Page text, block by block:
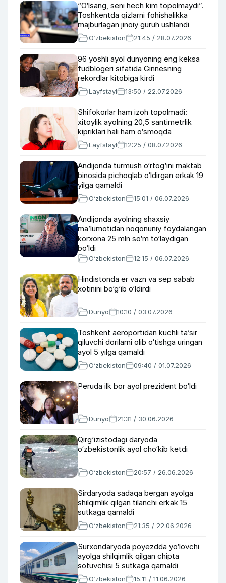
“O‘lsang, seni hech kim topolmaydi”.
Toshkentda qizlarni fohishalikka
majburlagan jinoiy guruh ushlandi
O‘zbekiston 21:45 / 28.07.2026
96 yoshli ayol dunyoning eng keksa
fudblogeri sifatida Ginnesning
rekordlar kitobiga kirdi
Layfstayl 13:50 / 22.07.2026
Shifokorlar ham izoh topolmadi:
xitoylik ayolning 20,5 santimetrlik
kipriklari hali ham o‘smoqda
Layfstayl 12:25 / 08.07.2026
Andijonda turmush o‘rtog‘ini maktab
binosida pichoqlab o‘ldirgan erkak 19
yilga qamaldi
O‘zbekiston 15:01 / 06.07.2026
Andijonda ayolning shaxsiy
ma’lumotidan noqonuniy foydalangan
korxona 25 mln so‘m to‘laydigan
bo‘ldi
O‘zbekiston 12:15 / 06.07.2026
Hindistonda er vazn va sep sabab
xotinini bo‘g‘ib o‘ldirdi
Dunyo 10:10 / 03.07.2026
Toshkent aeroportidan kuchli ta’sir
qiluvchi dorilarni olib o‘tishga uringan
ayol 5 yilga qamaldi
O‘zbekiston 09:40 / 01.07.2026
Peruda ilk bor ayol prezident bo‘ldi
Dunyo 21:31 / 30.06.2026
Qirg‘izistodagi daryoda
o‘zbekistonlik ayol cho‘kib ketdi
O‘zbekiston 20:57 / 26.06.2026
Sirdaryoda sadaqa bergan ayolga
shilqimlik qilgan tilanchi erkak 15
sutkaga qamaldi
O‘zbekiston 21:35 / 22.06.2026
Surxondaryoda poyezdda yo‘lovchi
ayolga shilqimlik qilgan chipta
sotuvchisi 5 sutkaga qamaldi
O‘zbekiston 15:11 / 11.06.2026